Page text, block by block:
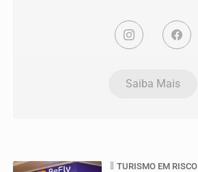
Saiba Mais
TURISMO EM RISCO